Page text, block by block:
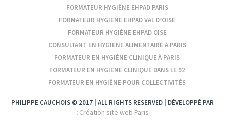
FORMATEUR HYGIÈNE EHPAD PARIS
FORMATEUR HYGIÈNE EHPAD VAL D’OISE
FORMATEUR HYGIÈNE EHPAD OISE
CONSULTANT EN HYGIÈNE ALIMENTAIRE À PARIS
FORMATEUR EN HYGIÈNE CLINIQUE À PARIS
FORMATEUR EN HYGIÈNE CLINIQUE DANS LE 92
FORMATEUR EN HYGIÈNE POUR COLLECTIVITÉS
PHILIPPE CAUCHOIS © 2017 | ALL RIGHTS RESERVED | DÉVELOPPÉ PAR
: Création site web Paris